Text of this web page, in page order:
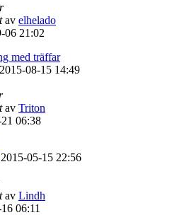
av elhelado
06 21:02
med träffar
08-15 14:49
av Triton
06:38
05-15 22:56
av Lindh
06:11